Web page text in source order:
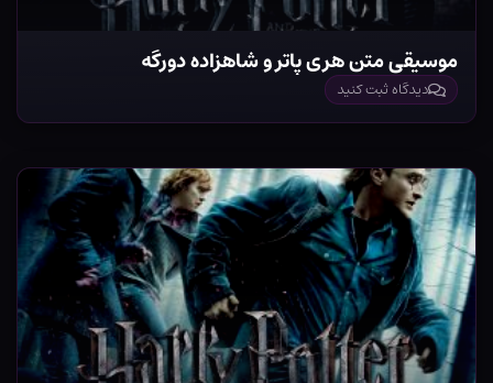
موسیقی متن هری پاتر و شاهزاده دورگه
دیدگاه ثبت کنید